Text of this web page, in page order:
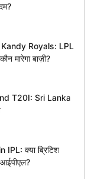
Royals: LPL
मारेगा बाज़ी?
T20I: Sri Lanka
क्या ब्रिटिश